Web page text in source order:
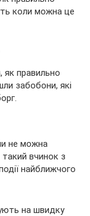
як правильно
забобони, які
не можна
вчинок з
найближчого
на швидку